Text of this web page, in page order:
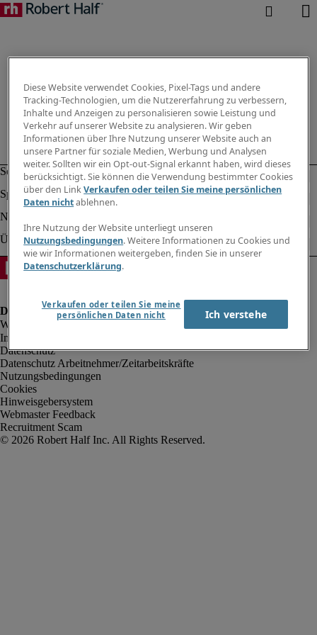
Impressum
Datenschutz
Datenschutz Arbeitnehmer/Zeitarbeitskräfte
Nutzungsbedingungen
Cookies
Hinweisgebersystem
Webmaster Feedback
Recruitment Scam
Diese Website verwendet Cookies, Pixel-Tags und andere
Tracking-Technologien, um die Nutzererfahrung zu verbessern,
Inhalte und Anzeigen zu personalisieren sowie Leistung und
Verkehr auf unserer Website zu analysieren. Wir geben
Informationen über Ihre Nutzung unserer Website auch an
unsere Partner für soziale Medien, Werbung und Analysen
weiter. Sollten wir ein Opt-out-Signal erkannt haben, wird dieses
berücksichtigt. Sie können die Verwendung bestimmter Cookies
über den LinkVerkaufen oder teilen Sie meine persönlichen
Daten nichtablehnen.
Ihre Nutzung der Website unterliegt unseren
Nutzungsbedingungen. Weitere Informationen zu Cookies und
wie wir Informationen weitergeben, finden Sie in unserer
Datenschutzerklärung.
Verkaufen oder teilen Sie meine
persönlichen Daten nicht
Ich verstehe